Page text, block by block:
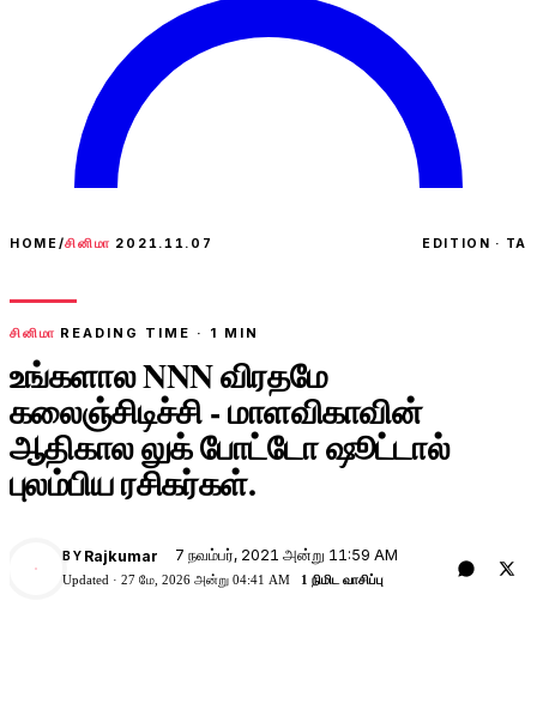
HOME/சினிமா 2021.11.07 EDITION · TA
சினிமா READING TIME · 1 MIN
உங்களால NNN விரதமே
கலைஞ்சிடிச்சி - மாளவிகாவின்
ஆதிகால லுக் போட்டோ ஷூட்டால்
புலம்பிய ரசிகர்கள்.
BY Rajkumar 7 நவம்பர், 2021 அன்று 11:59 AM
Updated · 27 மே, 2026 அன்று 04:41 AM 1 நிமிட வாசிப்பு